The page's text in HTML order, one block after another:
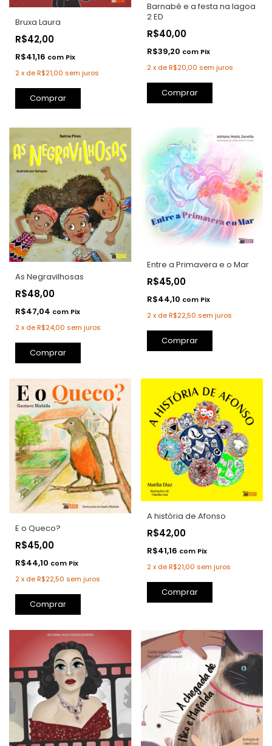
Bruxa Laura
R$42,00
R$41,16 com Pix
2x deR$21,00 sem juros
Barnabé e a festa na lagoa
2 ED
R$40,00
R$39,20 com Pix
2 x deR$20,00 sem juros
As Negravilhosas
R$48,00
R$47,04 com Pix
2x deR$24,00 sem juros
Comprar
Entre a Primavera e o Mar
R$45,00
R$44,10 com Pix
2 x deR$22,50 sem juros
E o Queco?
R$45,00
R$44,10 com Pix
2x deR$22,50 sem juros
Comprar
A história de Afonso
R$42,00
R$41,16 com Pix
2 x deR$21,00 sem juros
Comprar